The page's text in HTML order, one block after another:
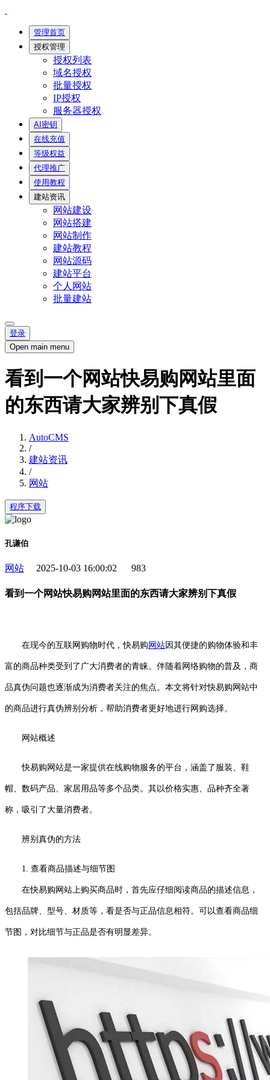
管理首页
授权管理
授权列表
域名授权
批量授权
IP授权
服务器授权
AI密钥
在线充值
等级权益
代理推广
使用教程
建站资讯
网站建设
网站搭建
网站制作
建站教程
网站源码
建站平台
个人网站
批量建站
登录
Open main menu
看到一个网站快易购网站里面
的东西请大家辨别下真假
AutoCMS
/
建站资讯
/
网站
程序下载
孔谦伯
网站 2025-10-03 16:00:02 983
看到一个网站快易购网站里面的东西请大家辨别下真假
在现今的互联网购物时代，快易购 网站 因其便捷的购物体验和丰
富的商品种类受到了广大消费者的青睐。伴随着网络购物的普及，商
品真伪问题也逐渐成为消费者关注的焦点。本文将针对快易购网站中
的商品进行真伪辨别分析，帮助消费者更好地进行网购选择。
网站概述
快易购网站是一家提供在线购物服务的平台，涵盖了服装、鞋
帽、数码产品、家居用品等多个品类。其以价格实惠、品种齐全著
称，吸引了大量消费者。
辨别真伪的方法
1. 查看商品描述与细节图
在快易购网站上购买商品时，首先应仔细阅读商品的描述信息，
包括品牌、型号、材质等，看是否与正品信息相符。可以查看商品细
节图，对比细节与正品是否有明显差异。